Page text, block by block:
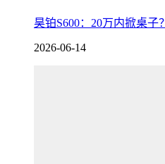
昊铂S600：20万内掀桌子？
2026-06-14